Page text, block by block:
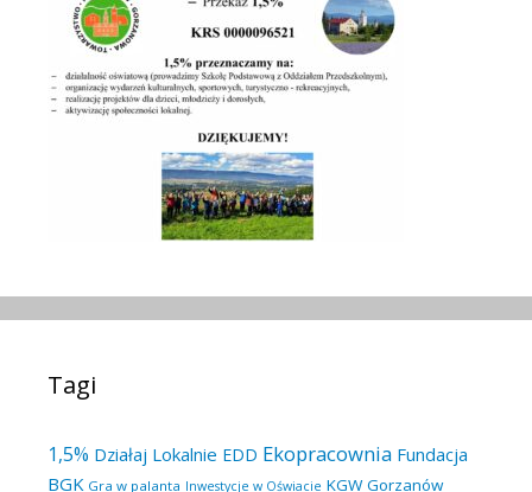
Tagi
1,5% Działaj Lokalnie EDD Ekopracownia Fundacja
BGK Gra w palanta Inwestycje w Oświacie KGW Gorzanów